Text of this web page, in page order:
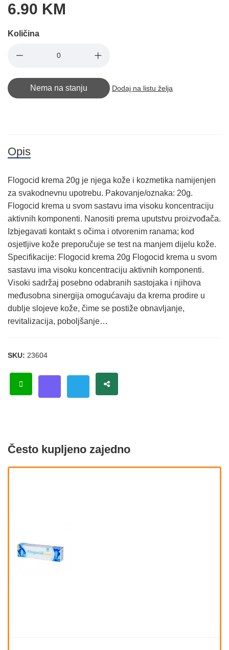
6.90 KM
Količina
Nema na stanju Dodaj na listu želja
Opis
Flogocid krema 20g je njega kože i kozmetika namijenjen
za svakodnevnu upotrebu. Pakovanje/oznaka: 20g.
Flogocid krema u svom sastavu ima visoku koncentraciju
aktivnih komponenti. Nanositi prema uputstvu proizvođača.
Izbjegavati kontakt s očima i otvorenim ranama; kod
osjetljive kože preporučuje se test na manjem dijelu kože.
Specifikacije: Flogocid krema 20g Flogocid krema u svom
sastavu ima visoku koncentraciju aktivnih komponenti.
Visoki sadržaj posebno odabranih sastojaka i njihova
međusobna sinergija omogućavaju da krema prodire u
dublje slojeve kože, čime se postiže obnavljanje,
revitalizacija, poboljšanje…
SKU: 23604
Često kupljeno zajedno